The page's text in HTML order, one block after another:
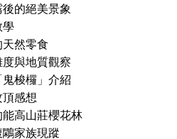
的絕美景象
學
然零食
與地質觀察
梭欏」介紹
感想
高山莊櫻花林
家族現蹤